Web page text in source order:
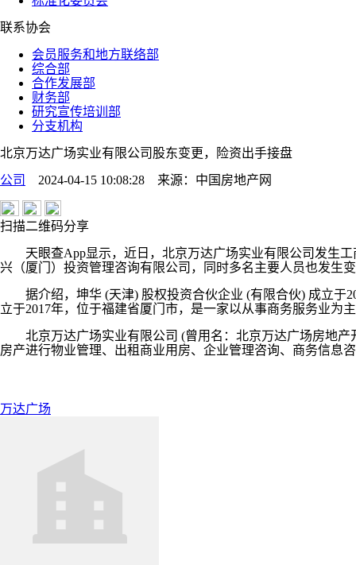
联系协会
会员服务和地方联络部
综合部
合作发展部
财务部
研究宣传培训部
分支机构
北京万达广场实业有限公司股东变更，险资出手接盘
公司
2024-04-15 10:08:28 来源： 中国房地产网
扫描二维码分享
天眼查App显示，近日，北京万达广场实业有限公司发生工
兴（厦门）投资管理咨询有限公司，同时多名主要人员也发生
据介绍，坤华 (天津) 股权投资合伙企业 (有限合伙) 成立于
立于2017年，位于福建省厦门市，是一家以从事商务服务业为
北京万达广场实业有限公司 (曾用名：北京万达广场房地产
房产进行物业管理、出租商业用房、企业管理咨询、商务信息
万达广场